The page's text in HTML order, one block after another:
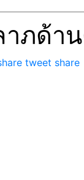
ภด้า
tweet share